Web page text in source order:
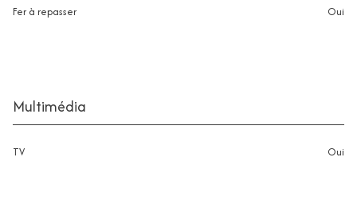
Fer à repasser
oui
Multimédia
TV oui